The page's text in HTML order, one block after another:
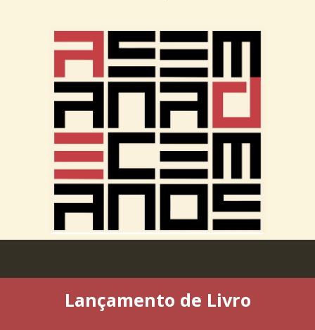
Lançamento de Livro